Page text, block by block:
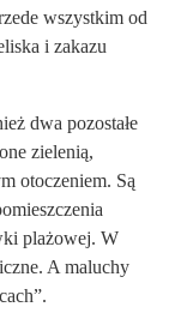
wszystkim od
i zakazu
dwa pozostałe
zielenią,
otoczeniem. Są
plażowej. W
A maluchy